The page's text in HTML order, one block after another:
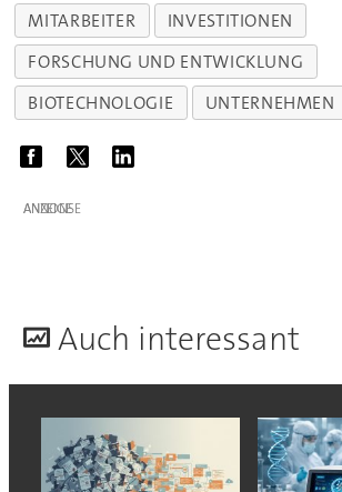
MITARBEITER
INVESTITIONEN
FORSCHUNG UND ENTWICKLUNG
BIOTECHNOLOGIE
UNTERNEHMEN
ANZEIGE
Auch interessant